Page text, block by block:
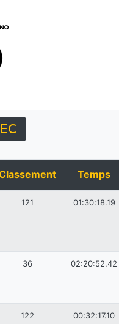
Temps
121 01:30:18.19
36 02:20:52.42
122 00:32:17.10